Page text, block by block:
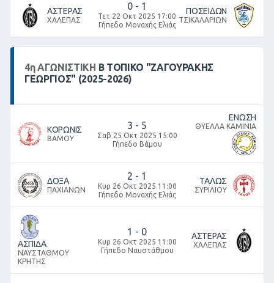
ΑΣΤΕΡΑΣ
ΧΑΛΕΠΑΣ
0 - 1
Τετ 22 Οκτ 2025 17:00
Γήπεδο Μοναχής Ελιάς
ΠΟΣΕΙΔΩΝ
ΤΣΙΚΑΛΑΡΙΩΝ
4ηΑΓΩΝΙΣΤΙΚΉ Β ΤΟΠΙΚΌ "ΖΑΓΟΥΡΑΚΗΣ
ΓΕΩΡΓΙΟΣ" (2025-2026)
ΚΟΡΩΝΙΣ
ΒΑΜΟΥ
3 - 5
Σαβ 25 Οκτ 2025 15:00
Γήπεδο Βάμου
ΕΝΩΣΗ
ΘΥΕΛΛΑ ΚΑΜΙΝΙΑ
ΔΟΞΑ
ΠΑΧΙΑΝΩΝ
2 - 1
Κυρ 26 Οκτ 2025 11:00
Γήπεδο Μοναχής Ελιάς
ΤΑΛΩΣ
ΣΥΡΙΛΙΟΥ
ΑΣΠΙΔΑ
ΝΑΥΣΤΑΘΜΟΥ
ΚΡΗΤΗΣ
1 - 0
Κυρ 26 Οκτ 2025 11:00
Γήπεδο Ναυστάθμου
ΑΣΤΕΡΑΣ
ΧΑΛΕΠΑΣ